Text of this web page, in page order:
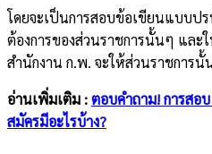
โดยจะเป็นการสอบข้อเขียนแบบป
ต้องการของส่วนราชการนั้นๆ และ
สำนักงาน ก.พ. จะให้ส่วนราชการนั้
อ่านเพิ่มเติม :ตอบคำถาม! การสอ
สมัครมีอะไรบ้าง?